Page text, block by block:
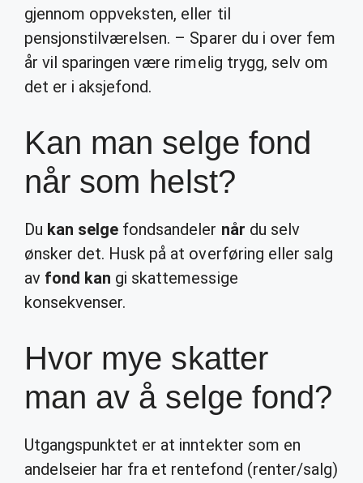
gjennom oppveksten, eller til
pensjonstilværelsen. – Sparer du i over fem
år vil sparingen være rimelig trygg, selv om
det er i aksjefond.
Kan man selge fond
når som helst?
Du kan selge fondsandeler når du selv
ønsker det. Husk på at overføring eller salg
av fond kan gi skattemessige
konsekvenser.
Hvor mye skatter
man av å selge fond?
Utgangspunktet er at inntekter som en
andelseier har fra et rentefond (renter/salg)